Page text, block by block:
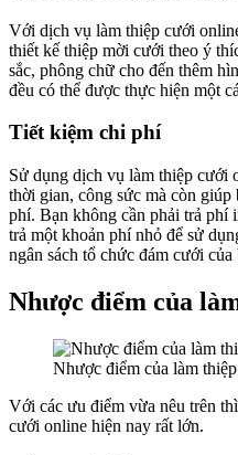
Với dịch vụ làm thiệp cưới
thiết kế thiệp mời cưới theo ý
sắc, phông chữ cho đến thêm
đều có thể được thực hiện một
Tiết kiệm chi phí
Sử dụng dịch vụ làm thiệp cưới
thời gian, công sức mà còn
phí. Bạn không cần phải trả phí
trả một khoản phí nhỏ để sử
ngân sách tổ chức đám cưới
Nhược điểm của
Nhược điểm của làm
Với các ưu điểm vừa nêu trên
cưới online hiện nay rất lớn.